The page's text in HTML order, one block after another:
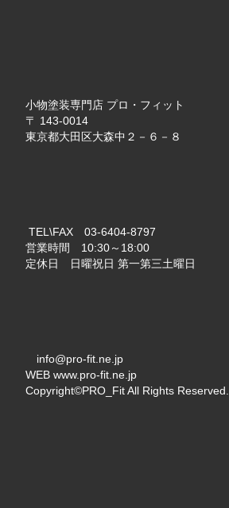
小物塗装専門店 プロ・フィット
〒 143-0014
東京都大田区大森中２－６－８
TEL\FAX 03-6404-8797
営業時間 10:30～18:00
定休日 日曜祝日 第一第三土曜日
info@pro-fit.ne.jp
WEB www.pro-fit.ne.jp
Copyright©PRO_Fit All Rights Reserved.